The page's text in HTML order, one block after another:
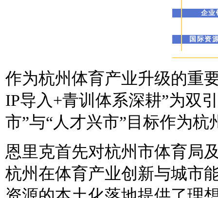
企业
国际资
作为杭州体育产业升级的重
IP导入+青训体系深耕”为双
市”与“人才兴市”目标作为杭
恩里克首先对杭州市体育局
杭州在体育产业创新与城市